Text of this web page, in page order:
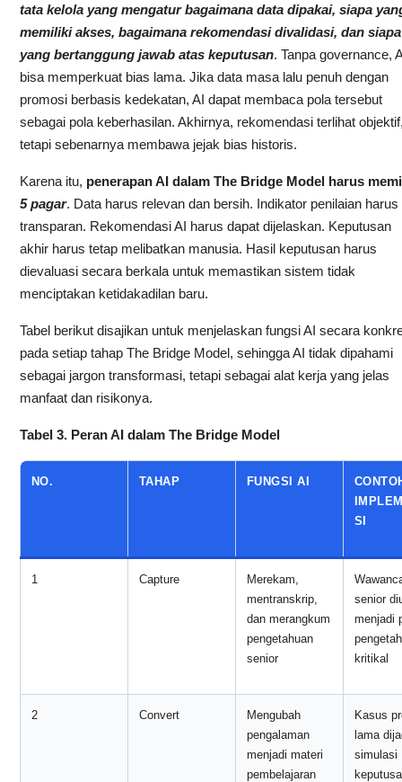
tata kelola yang mengatur bagaimana data dipakai, siapa
memiliki akses, bagaimana rekomendasi divalidasi, dan siapa
yang bertanggung jawab atas keputusan. Tanpa governance,
bisa memperkuat bias lama. Jika data masa lalu penuh dengan
promosi berbasis kedekatan, AI dapat membaca pola tersebut
sebagai pola keberhasilan. Akhirnya, rekomendasi terlihat
tetapi sebenarnya membawa jejak bias historis.
Karena itu, penerapan AI dalam The Bridge Model harus
5 pagar. Data harus relevan dan bersih. Indikator penilaian harus
transparan. Rekomendasi AI harus dapat dijelaskan. Keputusan
akhir harus tetap melibatkan manusia. Hasil keputusan harus
dievaluasi secara berkala untuk memastikan sistem tidak
menciptakan ketidakadilan baru.
Tabel berikut disajikan untuk menjelaskan fungsi AI secara
pada setiap tahap The Bridge Model, sehingga AI tidak dipahami
sebagai jargon transformasi, tetapi sebagai alat kerja yang jelas
manfaat dan risikonya.
Tabel 3. Peran AI dalam The Bridge Model
NO. TAHAP FUNGSI AI
SI
1 Capture
Merekam,
mentranskrip,
dan merangkum
pengetahuan
senior
senior
menjadi
kritikal
2 Convert
Mengubah
pengalaman
menjadi materi
pembelajaran
Kasus
lama
simulasi